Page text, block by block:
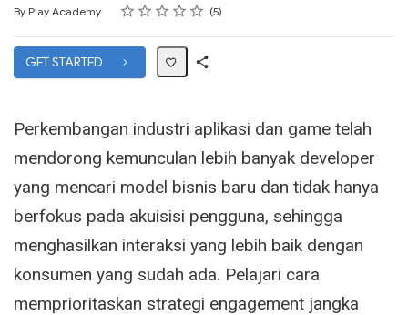
By Play Academy Rating
1 star
2 stars
3 stars
4 stars
5 stars
Average rating: 4.6 5
5 reviews
GET STARTED
Perkembangan industri aplikasi dan game telah
mendorong kemunculan lebih banyak developer
yang mencari model bisnis baru dan tidak hanya
berfokus pada akuisisi pengguna, sehingga
menghasilkan interaksi yang lebih baik dengan
konsumen yang sudah ada. Pelajari cara
memprioritaskan strategi engagement jangka